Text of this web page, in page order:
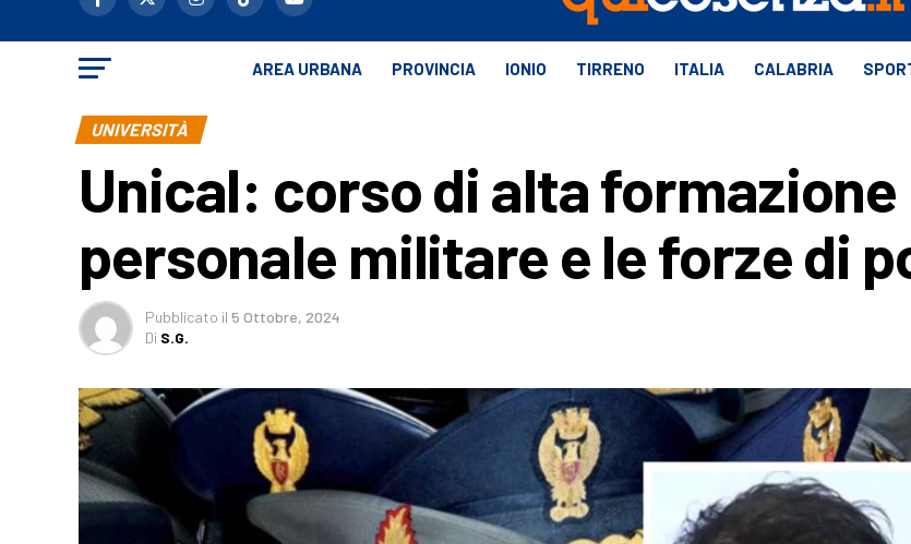
AREA URBANA PROVINCIA IONIO TIRRENO ITALIA CALABRIA
UNIVERSITÀ
Unical: corso di alta formazione
personale militare e le forze di
Pubblicato il 5 Ottobre, 2024
Di S.G.